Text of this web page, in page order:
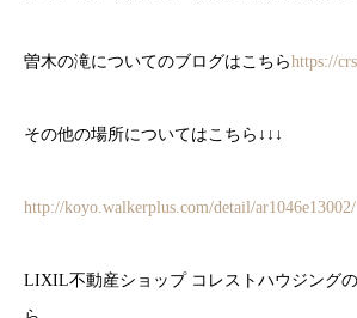
曽木の滝についてのブログはこちらhttps://
その他の場所についてはこちら↓↓↓
http://koyo.walkerplus.com/detail/ar1046e13002/
LIXIL不動産ショップ コレストハウジング